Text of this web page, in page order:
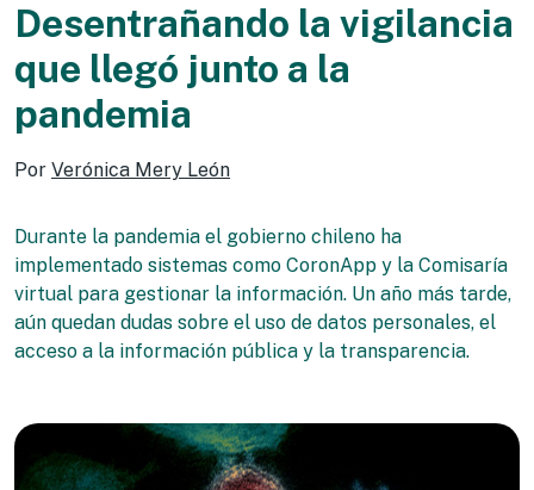
Desentrañando la vigilancia
que llegó junto a la
pandemia
Por Verónica Mery León
Durante la pandemia el gobierno chileno ha
implementado sistemas como CoronApp y la Comisaría
virtual para gestionar la información. Un año más tarde,
aún quedan dudas sobre el uso de datos personales, el
acceso a la información pública y la transparencia.